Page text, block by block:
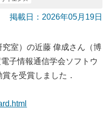
掲載日：2026年05月19日
室）の近藤 偉成さん（博
子情報通信学会ソフトウ
を受賞しました．